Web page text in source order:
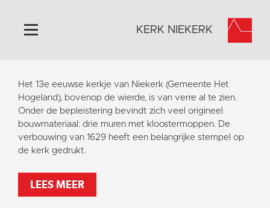
Home
Algemeen
Historie
Omgeving
Activiteiten
Steun ons
Contact
KERK NIEKERK
Het 13e eeuwse kerkje van Niekerk (Gemeente Het
Hogeland), bovenop de wierde, is van verre al te zien.
Onder de bepleistering bevindt zich veel origineel
bouwmateriaal: drie muren met kloostermoppen. De
verbouwing van 1629 heeft een belangrijke stempel op
de kerk gedrukt.
LEES MEER